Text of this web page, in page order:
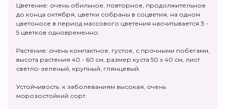
Цветение: очень обильное, повторное, продолжительное
до конца октября, цветки собраны в соцветия, на одном
цветоносе в период массового цветения насчитывается 3 -
5 цветков одновременно.
Растение: очень компактное, густое, с прочными побегами,
высота растения 40 - 60 см, размер куста 50 х 40 см, лист
светло-зеленый, крупный, глянцевый.
Устойчивость: к заболеваниям высокая, очень
морозостойкий сорт.